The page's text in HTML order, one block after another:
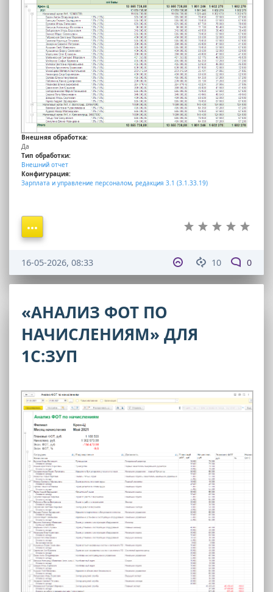
Внешняя обработка:
Да
Тип обработки:
Внешний отчет
Конфигурация:
Зарплата и управление персоналом, редакция 3.1 (3.1.33.19)
10 0
16-05-2026, 08:33
«АНАЛИЗ ФОТ ПО
НАЧИСЛЕНИЯМ» ДЛЯ
1С:ЗУП